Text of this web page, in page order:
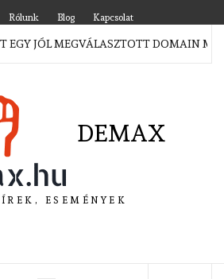
Rólunk Blog Kapcsolat
JÓL MEGVÁLASZTOTT DOMAIN
DEMAX
ESEMÉNYEK